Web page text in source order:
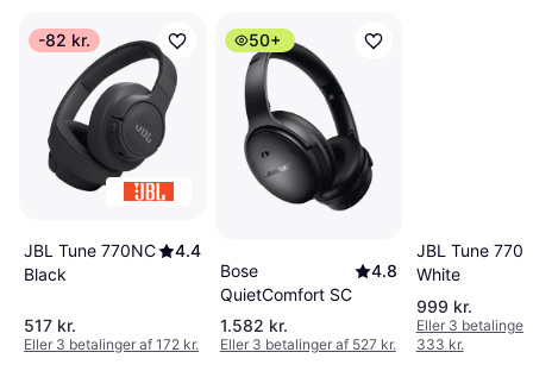
-82 kr.
JBL Tune 770NC
Black
4.4
517 kr.
Eller 3 betalinger af 172 kr.
50+
Bose
QuietComfort SC
4.8
1.582 kr.
Eller 3 betalinger af 527 kr.
JBL Tune
White
999 kr.
Eller 3 betalinger
333 kr.